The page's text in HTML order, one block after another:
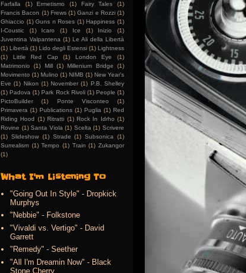
Farfalla
(1) Ermetismo (1) Fairy Tales
(1)
Francis Bacon (1) Frews (1) Ganzi e Rozzi (1)
Ghiaccio (1) Guns n Roses (1) Happiness (1)
I-Coustic
(1) Icaro (1) Ice (1) Inizio
(1)
Juventina Valpantena (1) Le Ali della Libertà
(1) Libertà (1) Lido degli Estensi (1) Lightness
(1)
Little Red Cap (1) London Eye
(1)
Matrimonio
(1) Mill (1) Millenium Bridge
(1)
Movimento (1) Mulino (1) NIMB (1) New Year's
Eve (1) Nikon (1) November (1) P.B. Shelley
(1) Padova (1) Park Rock Rivoli (1) People (1)
PictoBuilder
(1) Ponte Visconteo
(1)
Primavera (1) Publications (1) Puglia (1) Red
Riding Hood (1) Ritratti (1) Rock In Idrho (1)
Rovine (1) Santa Viola (1) Scelta (1) Scrivere
(1) Slideshow (1) Strade (1) Subsonica (1)
Surrealism (1) Tempo (1) Train (1) Zukangor
(1)
What I'm Listening To
"Going Out In Style" - Dropkick
Murphys
"Nebbie" - Folkstone
"Vivaldi vs. Vertigo" - David
Garrett
"Remedy" - Seether
"All I'm Dreamin Now" - Black
Stone Cherry